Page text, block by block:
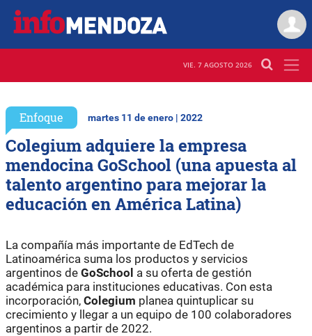
VIE. 7 AGOSTO 2026
Enfoque martes 11 de enero | 2022
Colegium adquiere la empresa
mendocina GoSchool (una apuesta al
talento argentino para mejorar la
educación en América Latina)
La compañía más importante de EdTech de
Latinoamérica suma los productos y servicios
argentinos de GoSchool a su oferta de gestión
académica para instituciones educativas. Con esta
incorporación, Colegium planea quintuplicar su
crecimiento y llegar a un equipo de 100 colaboradores
argentinos a partir de 2022.